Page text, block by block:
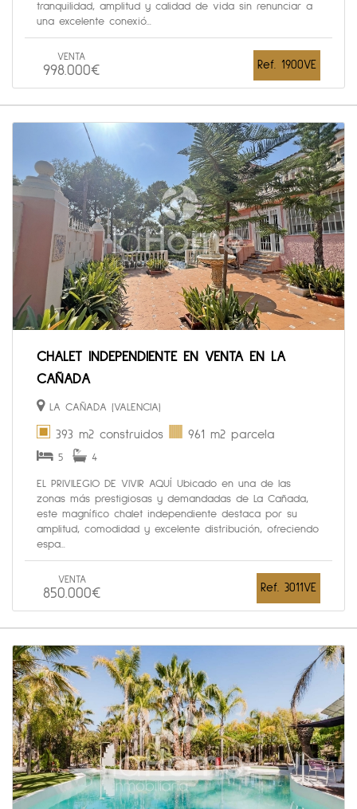
tranquilidad, amplitud y calidad de vida sin renunciar a
una excelente conexió...
VENTA
998.000€ Ref. 1900VE
CHALET INDEPENDIENTE EN VENTA EN LA
CAÑADA
LA CAÑADA (VALENCIA)
393 m2 construidos 961 m2 parcela
5 4
EL PRIVILEGIO DE VIVIR AQUÍ Ubicado en una de las
zonas más prestigiosas y demandadas de La Cañada,
este magnífico chalet independiente destaca por su
amplitud, comodidad y excelente distribución, ofreciendo
espa...
VENTA
850.000€ Ref. 3011VE